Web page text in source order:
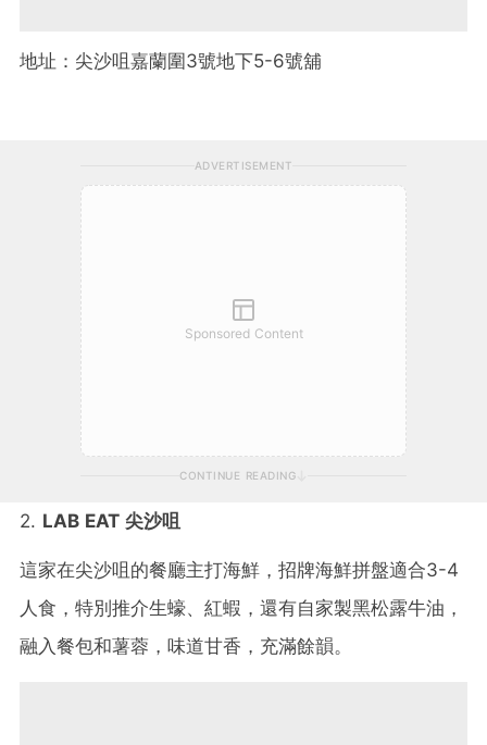
地址：尖沙咀嘉蘭圍3號地下5-6號舖
ADVERTISEMENT
Sponsored Content
CONTINUE READING
2. LAB EAT 尖沙咀
這家在尖沙咀的餐廳主打海鮮，招牌海鮮拼盤適合3-4
人食，特別推介生蠔、紅蝦，還有自家製黑松露牛油，
融入餐包和薯蓉，味道甘香，充滿餘韻。